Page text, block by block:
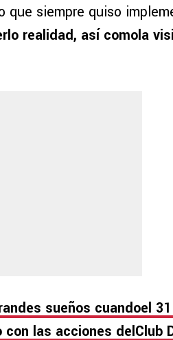
que siempre quiso
realidad, así comola
sueños cuandoel
las acciones delClub